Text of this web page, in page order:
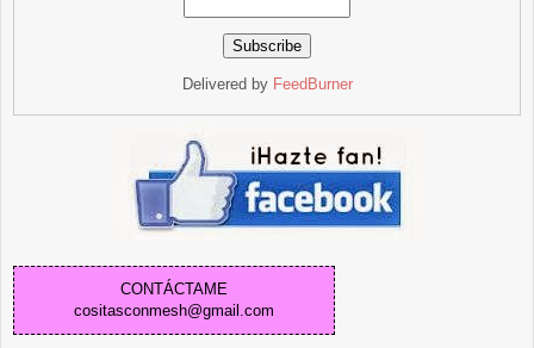
Delivered by FeedBurner
CONTÁCTAME
cositasconmesh@gmail.com